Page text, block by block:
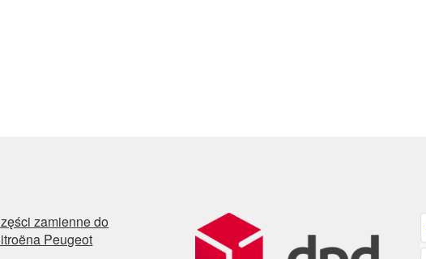
zamienne do
Peugeot